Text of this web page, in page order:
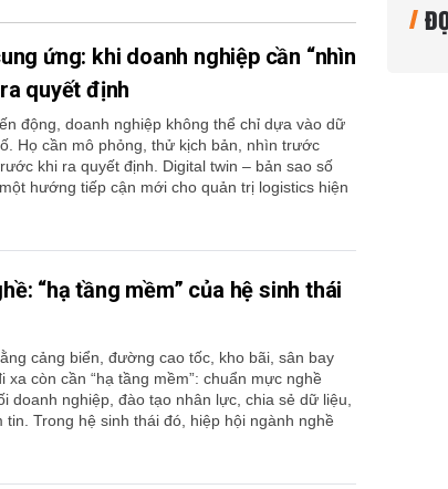
ứng: khi doanh nghiệp cần “nhìn
quyết định
động, doanh nghiệp không thể chỉ dựa vào dữ
Họ cần mô phỏng, thử kịch bản, nhìn trước
khi ra quyết định. Digital twin – bản sao số
hướng tiếp cận mới cho quản trị logistics hiện
“hạ tầng mềm” của hệ sinh thái
cảng biển, đường cao tốc, kho bãi, sân bay
còn cần “hạ tầng mềm”: chuẩn mực nghề
doanh nghiệp, đào tạo nhân lực, chia sẻ dữ liệu,
Trong hệ sinh thái đó, hiệp hội ngành nghề